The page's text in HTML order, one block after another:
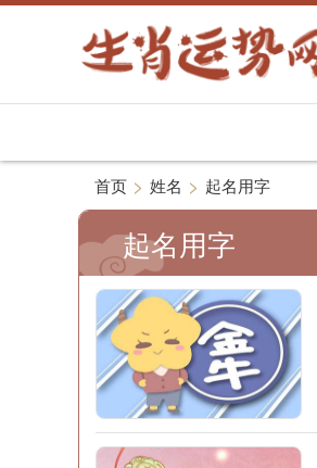
首页 > 姓名 > 起名用字
起名用字